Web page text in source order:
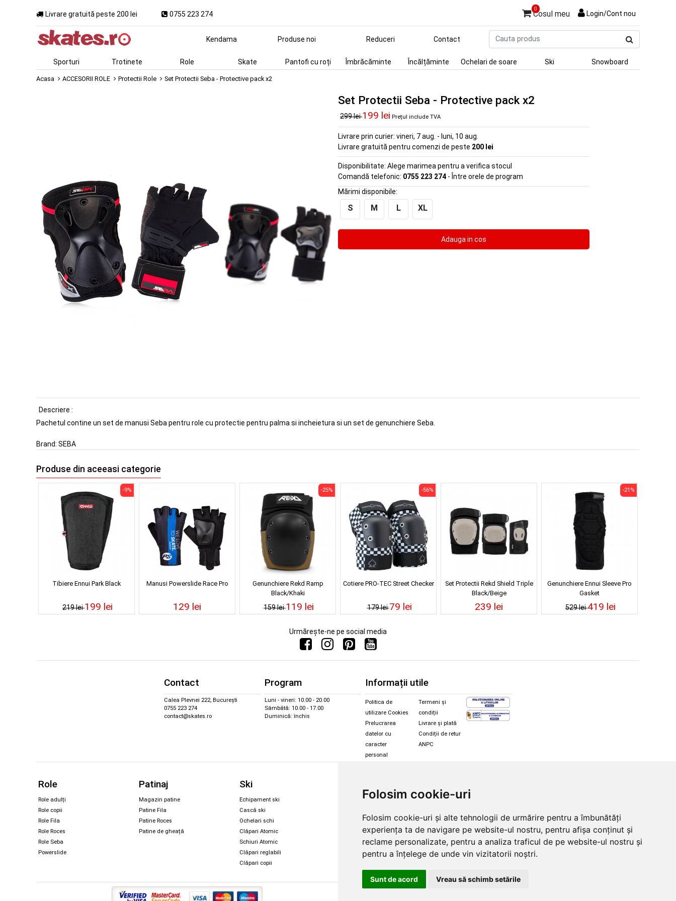
Folosim cookie-uri
Folosim cookie-uri și alte tehnologii de urmărire pentru a îmbunătăți
experiența ta de navigare pe website-ul nostru, pentru afișa conținut și
reclame personalizate, pentru a analiza traficul de pe website-ul nostru și
pentru a înțelege de unde vin vizitatorii noștri.
Sunt de acord Vreau să schimb setările
Livrare gratuită peste 200 lei 0755 223 274
0
Cosul meu Login/Cont nou
produs
Kendama Produse noi Reduceri Contact
Sporturi Trotinete Role Skate Pantofi cu roți Îmbrăcăminte Încălțăminte Ochelari de soare Ski Snowboard
Acasa ACCESORII ROLE Protectii Role Set Protectii Seba - Protective pack x2
Set Protectii Seba - Protective pack x2
299 lei199 lei Prețul include TVA
Livrare prin curier: vineri, 7 aug. - luni, 10 aug.
Livrare gratuită pentru comenzi de peste 200 lei
Disponibilitate: Alege marimea pentru a verifica stocul
Comandă telefonic: 0755 223 274 - Între orele de program
Mărimi disponibile:
S M L XL
Descriere :
Pachetul contine un set de manusi Seba pentru role cu protectie pentru palma si incheietura si un set de genunchiere Seba.
Brand: SEBA
Produse din aceeasi categorie
Tibiere Ennui Park Black
219 lei
-9%
199 lei
Manusi Powerslide Race Pro
129 lei
Genunchiere Rekd Ramp
Black/Khaki
159 lei
-25%
119 lei
Cotiere PRO-TEC Street Checker
179 lei
-56%
79 lei
Set Protectii Rekd Shield Triple
Black/Beige
239 lei
Genunchiere Ennui Sleeve Pro
Gasket
529 lei
-21%
419 lei
Urmărește-ne pe social media
Contact
Calea Plevnei 222, București
0755 223 274
contact@skates.ro
Program
Luni - vineri: 10.00 - 20.00
Sâmbătă: 10.00 - 17.00
Duminică: închis
Informații utile
Politica de
utilizare Cookies
Prelucrarea
datelor cu
caracter
personal
Termeni și
condiții
Livrare și plată
Condiții de retur
ANPC
Role
Role adulți
Role copii
Role Fila
Role Roces
Role Seba
Powerslide
Patinaj
Magazin patine
Patine Fila
Patine Roces
Patine de gheață
Ski
Echipament ski
Cască ski
Ochelari schi
Clăpari Atomic
Schiuri Atomic
Clăpari reglabili
Clăpari copii
Magazin snowboard
Legături Rome SDS
Skate & longboard
Santa Cruz
Îmbrăcăminte schi și snowboard
Căști și ochelari Alpina
Ochelari Oakley
Ochelari Alpina
Ochelari de soare Oakley
Ochelari de soare Alpina
Intretinere manusi